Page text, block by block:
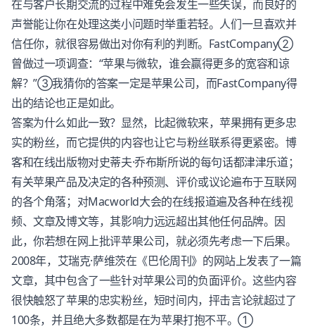
在与客户长期交流的过程中难免会发生一些失误，而良好的
声誉能让你在处理这类小问题时举重若轻。人们一旦喜欢并
信任你，就很容易做出对你有利的判断。FastCompany②
曾做过一项调查：“苹果与微软，谁会赢得更多的宽容和谅
解？”③我猜你的答案一定是苹果公司，而FastCompany得
出的结论也正是如此。
答案为什么如此一致？显然，比起微软来，苹果拥有更多忠
实的粉丝，而它提供的内容也让它与粉丝联系得更紧密。博
客和在线出版物对史蒂夫·乔布斯所说的每句话都津津乐道；
有关苹果产品及决定的各种预测、评价或议论遍布于互联网
的各个角落；对Macworld大会的在线报道遍及各种在线视
频、文章及博文等，其影响力远远超出其他任何品牌。因
此，你若想在网上批评苹果公司，就必须先考虑一下后果。
2008年，艾瑞克·萨维茨在《巴伦周刊》的网站上发表了一篇
文章，其中包含了一些针对苹果公司的负面评价。这些内容
很快触怒了苹果的忠实粉丝，短时间内，抨击言论就超过了
100条，并且绝大多数都是在为苹果打抱不平。①